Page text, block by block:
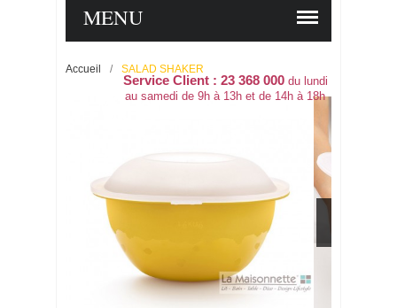
Service Client : 23 368 000du lundi
au samedi de 9h à 13h et de 14h à 18h
MENU
Accueil / SALAD SHAKER